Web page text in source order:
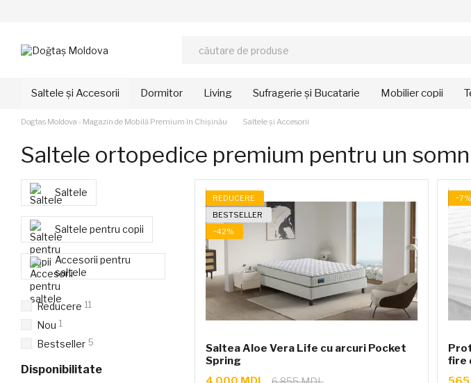
Saltele și Accesorii Dormitor Living Sufragerie și Bucatarie Mobilier copii
Dogtas Moldova - Magazin de Mobilă Premium în Chișinău Saltele și Accesorii
Saltele ortopedice premium pentru un
REDUCERE
BESTSELLER
−42%
Saltea Aloe Vera Life cu arcuri Pocket
Spring
−7%
fire
Saltele
Saltele pentru copii
Accesorii pentru
saltele
Reducere 11
Nou 1
Bestseller 5
Disponibilitate